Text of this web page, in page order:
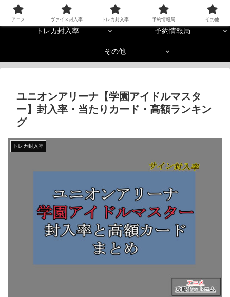
アニメ ヴァイス封入率
トレカ封入率 予約情報局
その他
ユニオンアリーナ【学園アイドルマスタ
ー】封入率・当たりカード・高額ランキン
グ
トレカ封入率
アニメ ヴァイス封入率 トレカ封入率 予約情報局 その他